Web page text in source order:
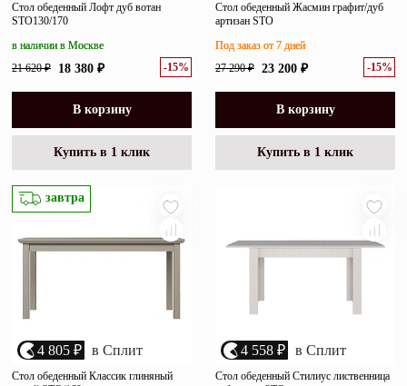
Декор
О нас
Наши салоны
Покупателям
Обратный звонок
Стол обеденный Лофт дуб вотан
STO130/170
21 620 ₽ 18 380 ₽ -15%
в наличии в Москве
В корзину
Купить в 1 клик
Стол обеденный Жасмин графит/дуб
артизан STO
27 290 ₽ 23 200 ₽ -15%
Под заказ от 7 дней
В корзину
Купить в 1 клик
завтра
4 805 ₽ в Сплит
Стол обеденный Классик глиняный
4 558 ₽ в Сплит
Стол обеденный Стилиус лиственница